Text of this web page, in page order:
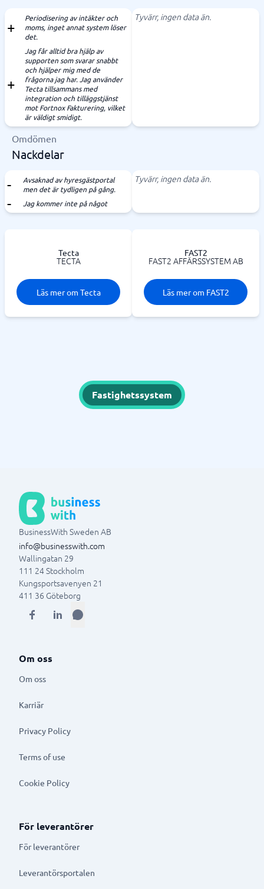
Periodisering av intäkter och
moms, inget annat system löser
det.
Jag får alltid bra hjälp av
supporten som svarar snabbt
och hjälper mig med de
frågorna jag har. Jag använder
Tecta tillsammans med
integration och tilläggstjänst
mot Fortnox Fakturering, vilket
är väldigt smidigt.
Tyvärr, ingen data än.
Omdömen
Nackdelar
Avsaknad av hyresgästportal
men det är tydligen på gång.
Jag kommer inte på något
Tyvärr, ingen data än.
Tecta
TECTA
Läs mer om Tecta
FAST2
FAST2 AFFÄRSSYSTEM AB
Läs mer om FAST2
Fastighetssystem
BusinessWith Sweden AB
info@businesswith.com
Wallingatan 29
111 24Stockholm
Kungsportsavenyen 21
411 36 Göteborg
Om oss
Om oss
Karriär
Privacy Policy
Terms of use
Cookie Policy
För leverantörer
För leverantörer
Leverantörsportalen